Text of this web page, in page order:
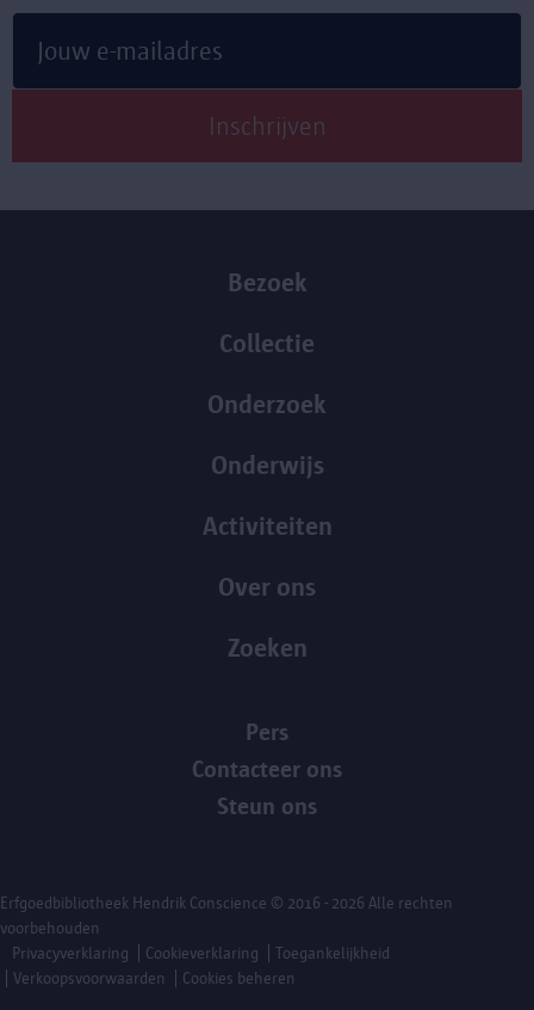
Bezoek
Collectie
Onderzoek
Onderwijs
Activiteiten
Over ons
Zoeken
Pers
Contacteer ons
Steun ons
Erfgoedbibliotheek Hendrik Conscience © 2016 - 2026 Alle rechten
voorbehouden
Privacyverklaring
Cookieverklaring
Toegankelijkheid
Verkoopsvoorwaarden
Cookies beheren